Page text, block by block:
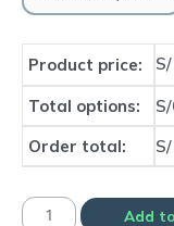
Product price:
Total options:
Order total:
Camiseta
Add